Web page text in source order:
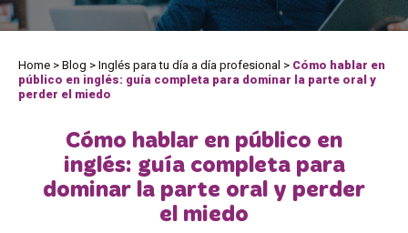
Home > Blog > Inglés para tu día a día profesional > Cómo hablar en
público en inglés: guía completa para dominar la parte oral y
perder el miedo
Cómo hablar en público en
inglés: guía completa para
dominar la parte oral y perder
el miedo